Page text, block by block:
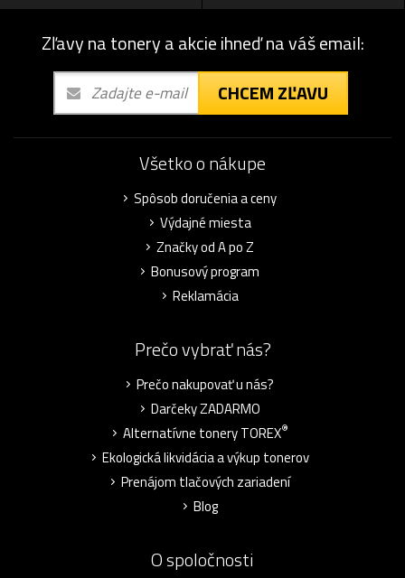
Zľavy na tonery a akcie ihneď na váš email:
CHCEM ZĽAVU
Všetko o nákupe
Spôsob doručenia a ceny
Výdajné miesta
Značky od A po Z
Bonusový program
Reklamácia
Prečo vybrať nás?
Prečo nakupovať u nás?
Darčeky ZADARMO
Alternatívne tonery TOREX®
Ekologická likvidácia a výkup tonerov
Prenájom tlačových zariadení
Blog
O spoločnosti